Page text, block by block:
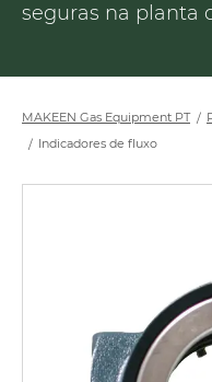
seguras na planta
MAKEEN Gas Equipment PT
Indicadores de fluxo